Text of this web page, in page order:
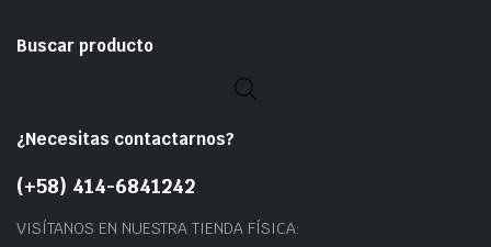
Buscar producto
¿Necesitas contactarnos?
(+58) 414-6841242
VISÍTANOS EN NUESTRA TIENDA FÍSICA: